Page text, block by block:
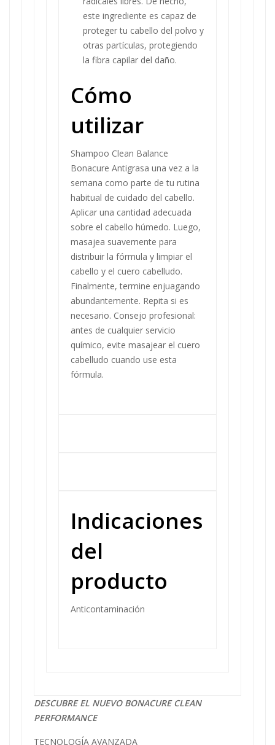
este ingrediente es capaz de
proteger tu cabello del polvo y
otras partículas, protegiendo
la fibra capilar del daño.
Cómo
utilizar
Shampoo Clean Balance
Bonacure Antigrasa una vez a la
semana como parte de tu rutina
habitual de cuidado del cabello.
Aplicar una cantidad adecuada
sobre el cabello húmedo. Luego,
masajea suavemente para
distribuir la fórmula y limpiar el
cabello y el cuero cabelludo.
Finalmente, termine enjuagando
abundantemente. Repita si es
necesario. Consejo profesional:
antes de cualquier servicio
químico, evite masajear el cuero
cabelludo cuando use esta
fórmula.
Indicaciones
del
producto
Anticontaminación
DESCUBREEL NUEVO BONACURECLEAN
PERFORMANCE
TECNOLOGÍA AVANZADA